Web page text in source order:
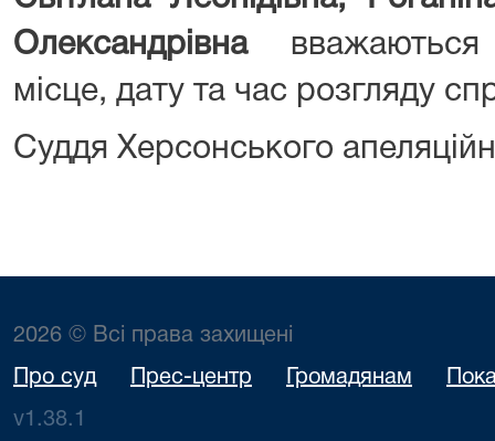
Олександрівнавважаються
місце, дату та час розгляду
Суддя Херсонського
2026 © Всі права захищені
Про суд Прес-центр Громадянам
v1.38.1